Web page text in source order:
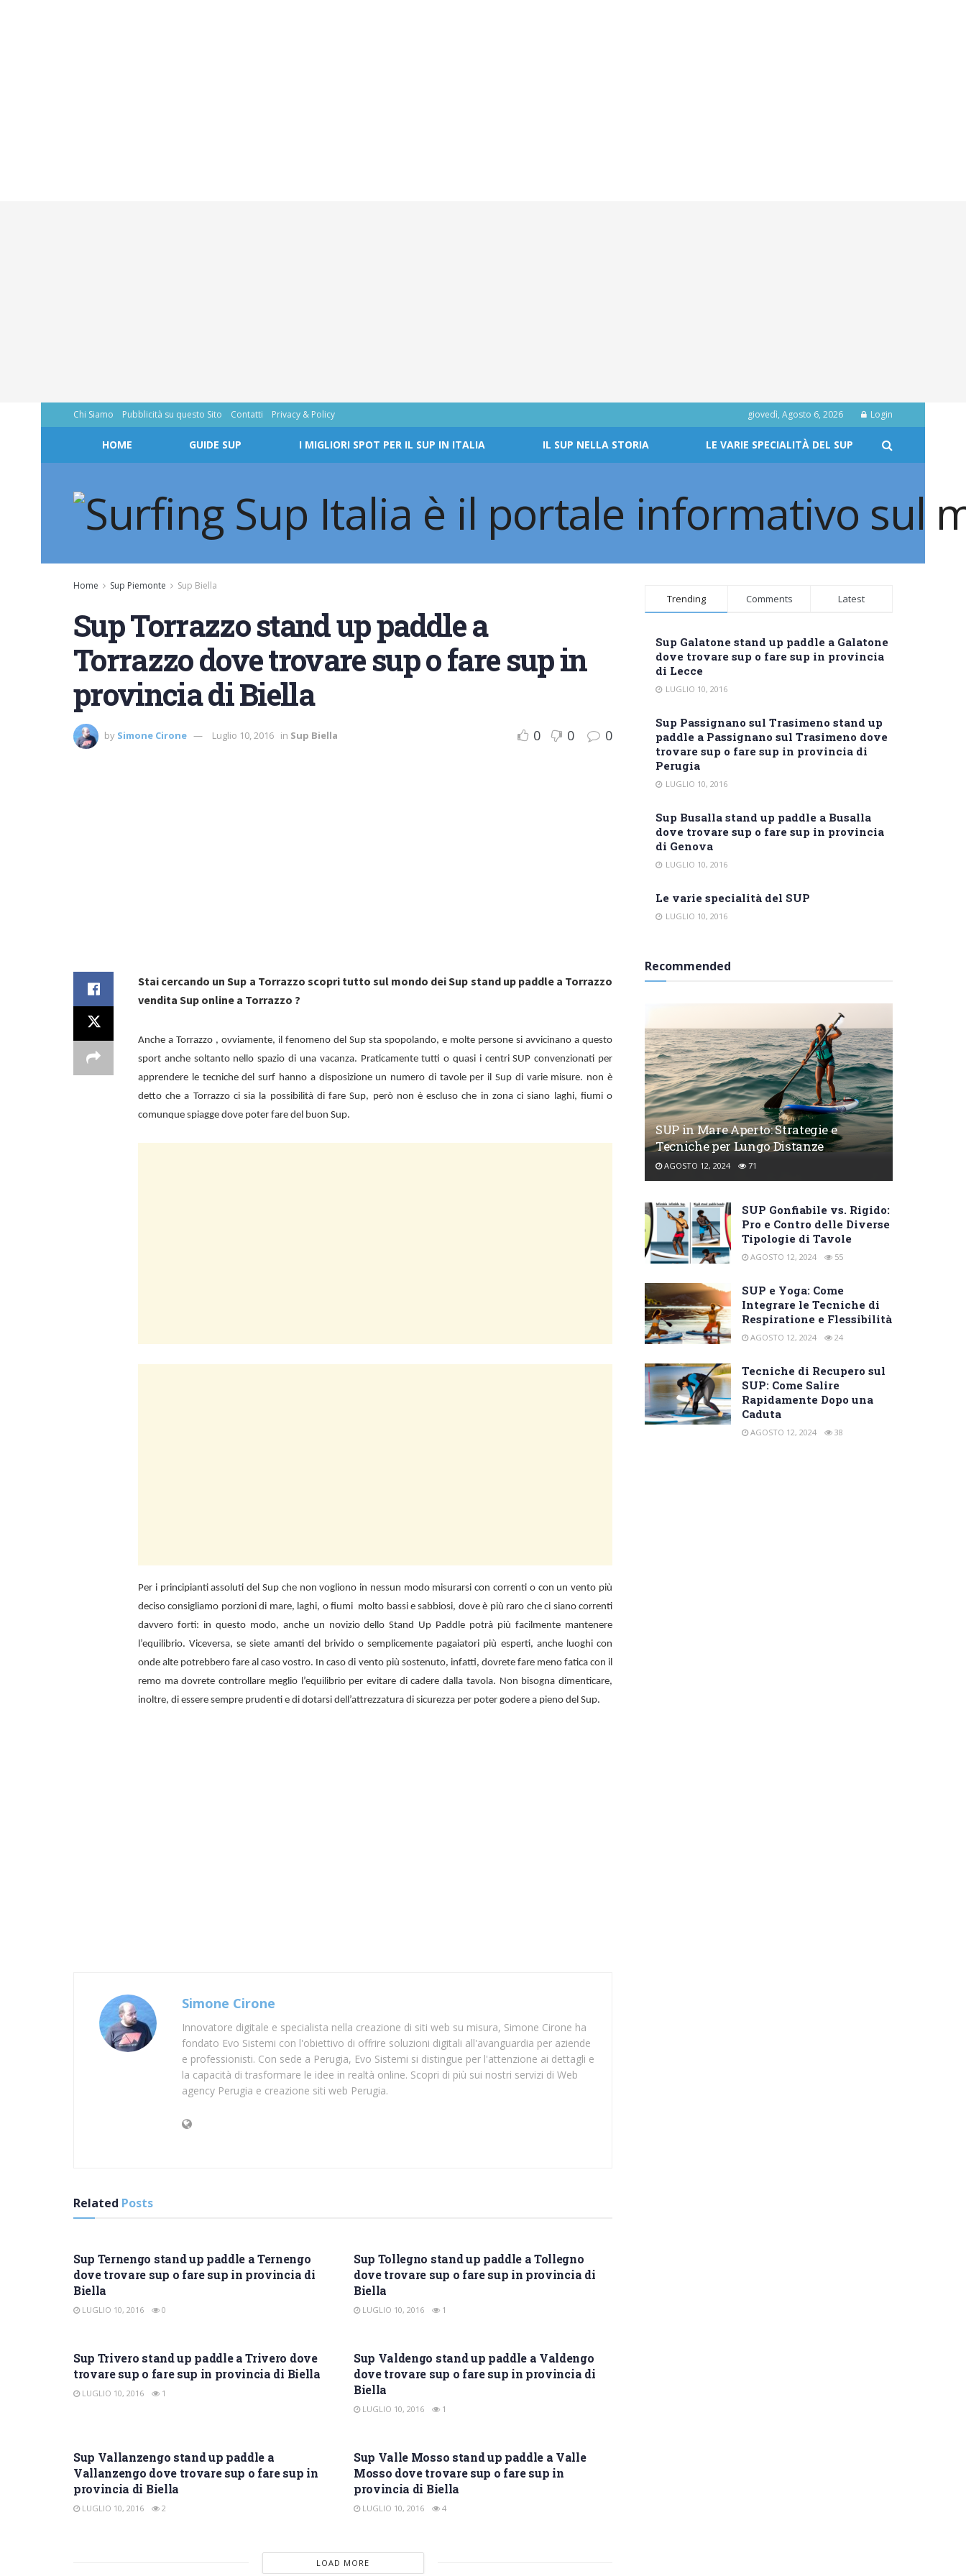
Chi Siamo Pubblicità su questo Sito Contatti Privacy & Policy giovedì, Agosto 6, 2026 Login
HOME GUIDE SUP I MIGLIORI SPOT PER IL SUP IN ITALIA IL SUP NELLA STORIA LE VARIE SPECIALITÀ DEL SUP
Home Sup Piemonte Sup Biella
Sup Torrazzo stand up paddle a
Torrazzo dove trovare sup o fare sup in
provincia di Biella
by Simone Cirone Luglio 10, 2016 in Sup Biella 0 0 0
Stai cercando un Sup a Torrazzo scopri tutto sul mondo dei Sup stand up paddle a Torrazzo
vendita Sup online a Torrazzo ?
Anche a Torrazzo , ovviamente, il fenomeno del Sup sta spopolando, e molte persone si avvicinano a questo
sport anche soltanto nello spazio di una vacanza. Praticamente tutti o quasi i centri SUP convenzionati per
apprendere le tecniche del surf hanno a disposizione un numero di tavole per il Sup di varie misure. non è
detto che a Torrazzo ci sia la possibilità di fare Sup, però non è escluso che in zona ci siano laghi, fiumi o
comunque spiagge dove poter fare del buon Sup.
Per i principianti assoluti del Sup che non vogliono in nessun modo misurarsi con correnti o con un vento più
deciso consigliamo porzioni di mare, laghi, o fiumi molto bassi e sabbiosi, dove è più raro che ci siano correnti
davvero forti: in questo modo, anche un novizio delloStand Up Paddle potrà più facilmente mantenere
l’equilibrio. Viceversa, se siete amanti del brivido o semplicemente pagaiatori più esperti, anche luoghi con
onde alte potrebbero fare al caso vostro. In caso di vento più sostenuto, infatti, dovrete fare meno fatica con il
remo ma dovrete controllare meglio l’equilibrio per evitare di cadere dalla tavola. Non bisogna dimenticare,
inoltre, di essere sempre prudenti e di dotarsi dell’attrezzatura di sicurezza per poter godere a pieno del Sup.
Simone Cirone
Innovatore digitale e specialista nella creazione di siti web su misura, Simone Cirone ha
fondato Evo Sistemi con l'obiettivo di offrire soluzioni digitali all'avanguardia per aziende
e professionisti. Con sede a Perugia, Evo Sistemi si distingue per l'attenzione ai dettagli e
la capacità di trasformare le idee in realtà online. Scopri di più sui nostri servizi di Web
agency Perugia e creazione siti web Perugia.
Related Posts
Sup Ternengo stand up paddle a Ternengo
dove trovare sup o fare sup in provincia di
Biella
LUGLIO 10, 2016 0
Sup Tollegno stand up paddle a Tollegno
dove trovare sup o fare sup in provincia di
Biella
LUGLIO 10, 2016 1
Sup Trivero stand up paddle a Trivero dove
trovare sup o fare sup in provincia di Biella
LUGLIO 10, 2016 1
Sup Valdengo stand up paddle a Valdengo
dove trovare sup o fare sup in provincia di
Biella
LUGLIO 10, 2016 1
Sup Vallanzengo stand up paddle a
Vallanzengo dove trovare sup o fare sup in
provincia di Biella
LUGLIO 10, 2016 2
Sup Valle Mosso stand up paddle a Valle
Mosso dove trovare sup o fare sup in
provincia di Biella
LUGLIO 10, 2016 4
LOAD MORE
Trending Comments Latest
Sup Galatone stand up paddle a Galatone
dove trovare sup o fare sup in provincia
di Lecce
LUGLIO 10, 2016
Sup Passignano sul Trasimeno stand up
paddle a Passignano sul Trasimeno dove
trovare sup o fare sup in provincia di
Perugia
LUGLIO 10, 2016
Sup Busalla stand up paddle a Busalla
dove trovare sup o fare sup in provincia
di Genova
LUGLIO 10, 2016
Le varie specialità del SUP
LUGLIO 10, 2016
Recommended
SUP in Mare Aperto: Strategie e
Tecniche per Lungo Distanze
AGOSTO 12, 2024 71
SUP Gonfiabile vs. Rigido:
Pro e Contro delle Diverse
Tipologie di Tavole
AGOSTO 12, 2024 55
SUP e Yoga: Come
Integrare le Tecniche di
Respiratione e Flessibilità
AGOSTO 12, 2024 24
Tecniche di Recupero sul
SUP: Come Salire
Rapidamente Dopo una
Caduta
AGOSTO 12, 2024 38